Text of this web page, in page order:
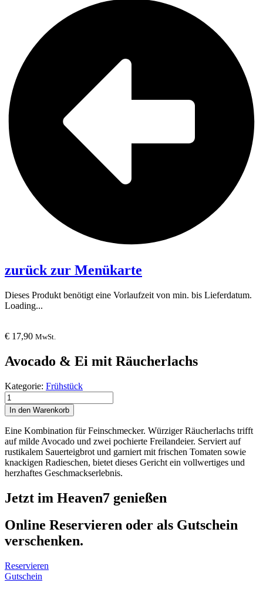
zurück zur Menükarte
Dieses Produkt benötigt eine Vorlaufzeit von min. bis Lieferdatum.
Loading...
€ 17,90 MwSt.
Avocado & Ei mit Räucherlachs
Kategorie: Frühstück
Avocado
&
Ei
mit
Räucherlachs
Menge
In den Warenkorb
Eine Kombination für Feinschmecker. Würziger Räucherlachs trifft
auf milde Avocado und zwei pochierte Freilandeier. Serviert auf
rustikalem Sauerteigbrot und garniert mit frischen Tomaten sowie
knackigen Radieschen, bietet dieses Gericht ein vollwertiges und
herzhaftes Geschmackserlebnis.
Jetzt im Heaven7 genießen
Online Reservieren oder als Gutschein
verschenken.
Reservieren
Gutschein